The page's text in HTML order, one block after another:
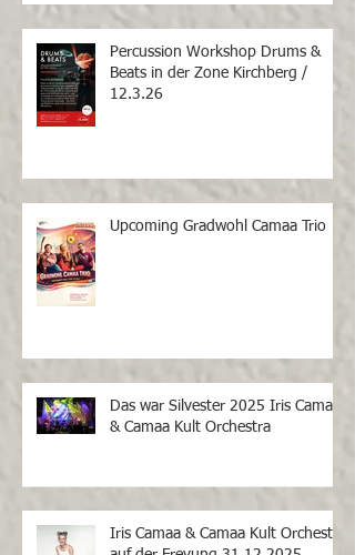
Percussion Workshop Drums &
Beats in der Zone Kirchberg /
12.3.26
Upcoming Gradwohl Camaa Trio
Das war Silvester 2025 Iris Camaa
& Camaa Kult Orchestra
Iris Camaa & Camaa Kult Orchestra